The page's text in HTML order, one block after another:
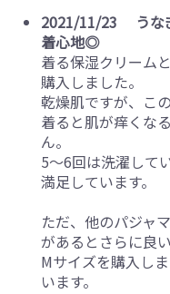
2021/11/23
うな
着心地◎
着る保湿クリーム
購入しました。
乾燥肌ですが、こ
着ると肌が痒くな
ん。
5〜6回は洗濯して
満足しています。
ただ、他のパジャ
があるとさらに良
Mサイズを購入し
います。